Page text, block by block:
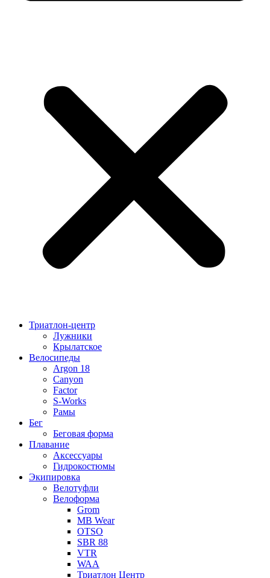
Триатлон-центр
Лужники
Крылатское
Велосипеды
Argon 18
Canyon
Factor
S-Works
Рамы
Бег
Беговая форма
Плавание
Аксессуары
Гидрокостюмы
Экипировка
Велотуфли
Велоформа
Grom
MB Wear
OTSO
SBR 88
VTR
WAA
Триатлон Центр